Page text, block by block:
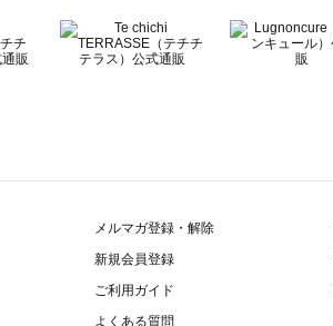
メルマガ登録・解除
新規会員登録
ご利用ガイド
よくある質問